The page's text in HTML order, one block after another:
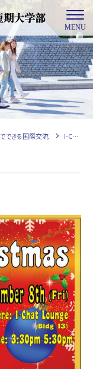
MENU
できる国際交流 I-Chat Lounge